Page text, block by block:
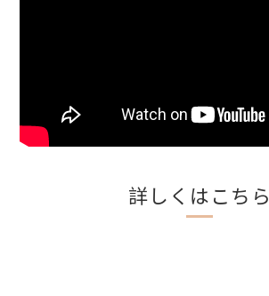
詳しくはこちら